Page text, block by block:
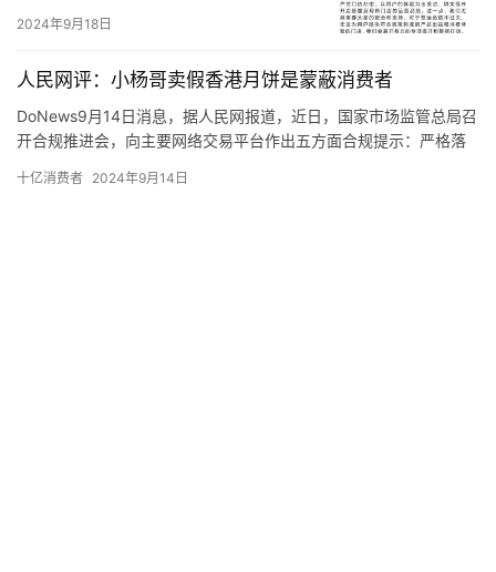
2024年9月18日
人民网评：小杨哥卖假香港月饼是蒙蔽消费者
DoNews9月14日消息，据人民网报道，近日，国家市场监管总局召
开合规推进会，向主要网络交易平台作出五方面合规提示：严格落
行为，严格禁止销售违法违禁商品，妥善化解网络消费纠纷。如果
十亿消费者 2024年9月14日